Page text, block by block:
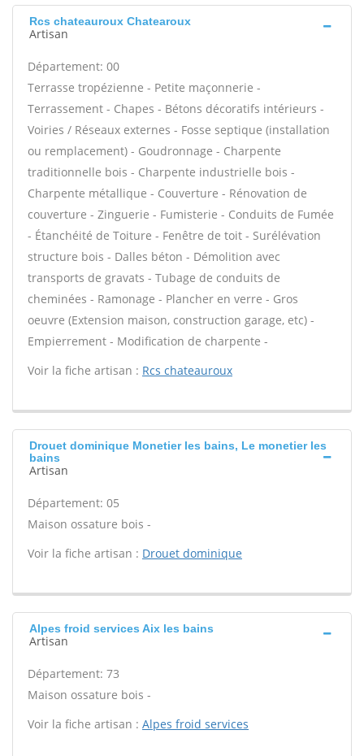
Rcs chateauroux Chatearoux
Artisan
Département: 00
Terrasse tropézienne - Petite maçonnerie -
Terrassement - Chapes - Bétons décoratifs intérieurs -
Voiries / Réseaux externes - Fosse septique (installation
ou remplacement) - Goudronnage - Charpente
traditionnelle bois - Charpente industrielle bois -
Charpente métallique - Couverture - Rénovation de
couverture - Zinguerie - Fumisterie - Conduits de Fumée
- Étanchéité de Toiture - Fenêtre de toit - Surélévation
structure bois - Dalles béton - Démolition avec
transports de gravats - Tubage de conduits de
cheminées - Ramonage - Plancher en verre - Gros
oeuvre (Extension maison, construction garage, etc) -
Empierrement - Modification de charpente -
Voir la fiche artisan : Rcs chateauroux
Drouet dominique Monetier les bains, Le monetier les
bains
Artisan
Département: 05
Maison ossature bois -
Voir la fiche artisan : Drouet dominique
Alpes froid services Aix les bains
Artisan
Département: 73
Maison ossature bois -
Voir la fiche artisan : Alpes froid services